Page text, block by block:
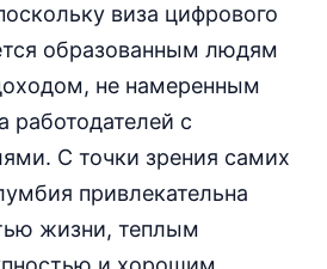
виза цифрового
образованным людям
не намеренным
работодателей с
С точки зрения самих
привлекательна
жизни, теплым